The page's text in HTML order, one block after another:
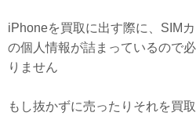
iPhoneを買取に出す際に、SIM
の個人情報が詰まっているので
りません
もし抜かずに売ったりそれを買